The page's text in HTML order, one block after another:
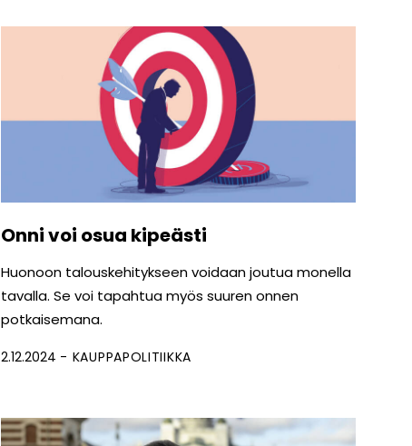
Onni voi osua kipeästi
Huonoon talouskehitykseen voidaan joutua monella
tavalla. Se voi tapahtua myös suuren onnen
potkaisemana.
2.12.2024 KAUPPAPOLITIIKKA